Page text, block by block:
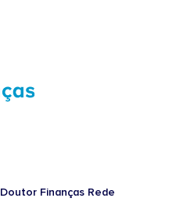
Doutor Finanças Rede